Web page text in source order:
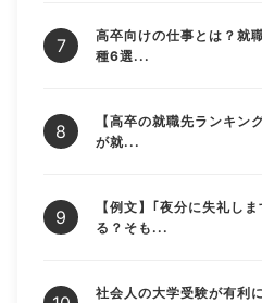
高卒向けの仕事とは？就
種6選...
【高卒の就職先ランキン
が就...
【例文】｢夜分に失礼し
る？そも...
社会人の大学受験が有利